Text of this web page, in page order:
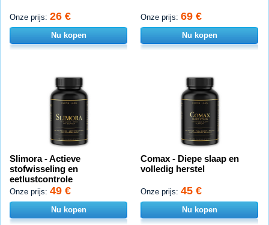
Onze prijs: 26 €
Nu kopen
Onze prijs: 69 €
Nu kopen
Slimora - Actieve
stofwisseling en
eetlustcontrole
Onze prijs: 49 €
Nu kopen
Comax - Diepe slaap en
volledig herstel
Onze prijs: 45 €
Nu kopen